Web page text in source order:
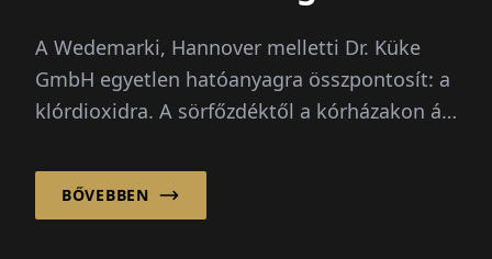
A Wedemarki, Hannover melletti Dr. Küke
GmbH egyetlen hatóanyagra összpontosít: a
klórdioxidra. A sörfőzdéktől a kórházakon át
BŐVEBBEN